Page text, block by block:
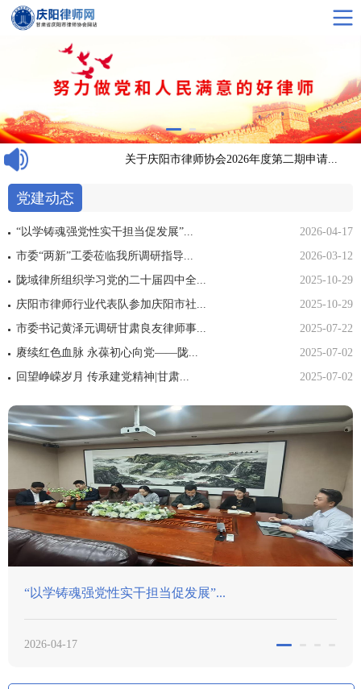
招... 关于庆阳市律师协会2026年度第二期申请...
党建动态
“以学铸魂强党性实干担当促发展”...
2026-04-17
市委“两新”工委莅临我所调研指导...
2026-03-12
陇域律所组织学习党的二十届四中全...
2025-10-29
庆阳市律师行业代表队参加庆阳市社...
2025-10-29
市委书记黄泽元调研甘肃良友律师事...
2025-07-22
赓续红色血脉 永葆初心向党——陇...
2025-07-02
回望峥嵘岁月 传承建党精神|甘肃...
2025-07-02
市委“两新”工委莅临我所调研